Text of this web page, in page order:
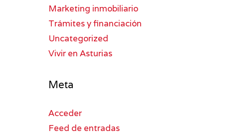
Marketing inmobiliario
Trámites y financiación
Uncategorized
Vivir en Asturias
Meta
Acceder
Feed de entradas